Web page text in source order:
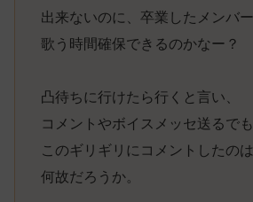
出来ないのに、卒業したメンバ
歌う時間確保できるのかなー？
凸待ちに行けたら行くと言い、
コメントやボイスメッセ送るでも
このギリギリにコメントしたのは
何故だろうか。